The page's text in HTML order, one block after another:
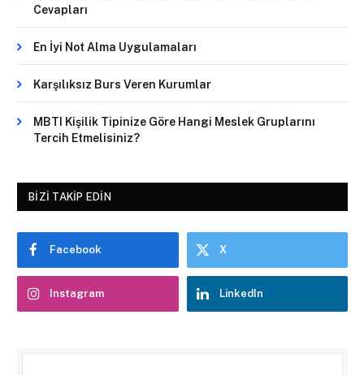
Cevapları
En İyi Not Alma Uygulamaları
Karşılıksız Burs Veren Kurumlar
MBTI Kişilik Tipinize Göre Hangi Meslek Gruplarını
Tercih Etmelisiniz?
BIZI TAKIP EDIN
Facebook X
Instagram LinkedIn